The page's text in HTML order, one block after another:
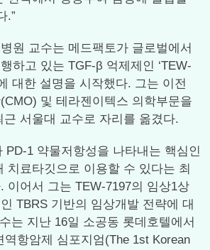
.”
원 교수는 메드팩토가 글로벌에서
하고 있는 TGF-β 억제제인 ‘TEW-
대한 설명을 시작했다. 그는 이전
및 테라젠이텍스 의학부문을
서울대 교수로 자리를 옮겼다.
PD-1 약물저항성을 나타내는 핵심인
치료타깃으로 이용할 수 있다는 최
이어서 그는 TEW-7197의 임상1상
TBRS 기반의 임상개발 전략에 대
는 지난 16일 소공동 롯데호텔에서
역항암제 심포지엄(The 1st Korean